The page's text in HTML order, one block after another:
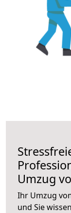
Umzug
Ihr Umzug
und Sie